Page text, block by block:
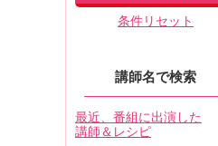
条件リセット
講師名で検索
最近、番組に出演した
講師＆レシピ